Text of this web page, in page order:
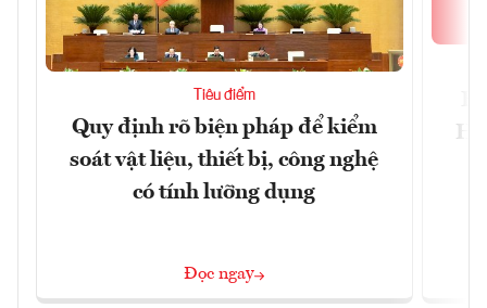
Tiêu điểm
Quy định rõ biện pháp để kiểm
soát vật liệu, thiết bị, công nghệ
có tính lưỡng dụng
Đọc ngay